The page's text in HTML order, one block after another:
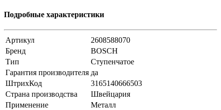
Подробные характеристики
Артикул
2608588070
Бренд
BOSCH
Тип
Ступенчатое
Гарантия производителя да
ШтрихКод
3165140666503
Страна производства
Швейцария
Применение
Металл